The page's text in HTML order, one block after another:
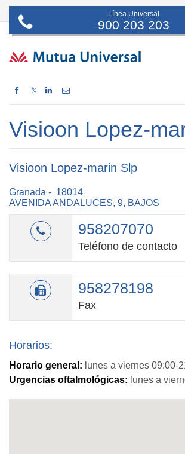
Línea Universal
900 203 203
𝕏
Visioon Lopez-
Visioon Lopez-marin Slp
Granada - 18014
AVENIDA ANDALUCES, 9, BAJOS
958207070
Teléfono de contacto
958278198
Fax
Horarios:
Horario general: lunes a viernes 09:00-
Urgencias oftalmológicas: lunes a